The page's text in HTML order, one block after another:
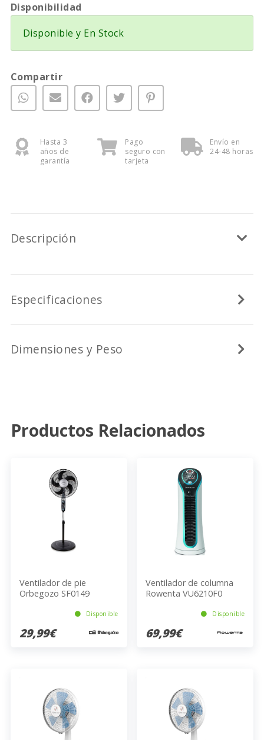
Disponibilidad
Disponible y En Stock
Compartir
Hasta 3
años de
garantía
Pago
seguro con
tarjeta
Envío en
24-48 horas
Descripción
Especificaciones
Dimensiones y Peso
Productos Relacionados
Ventilador de pie
Orbegozo SF0149
Disponible
29,99€
Ventilador de columna
Rowenta VU6210F0
Disponible
69,99€